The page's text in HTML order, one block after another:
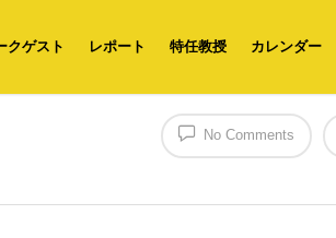
クゲスト レポート 特任教授 カレンダー
No Comments